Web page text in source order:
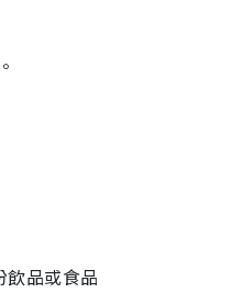
飲品或食品